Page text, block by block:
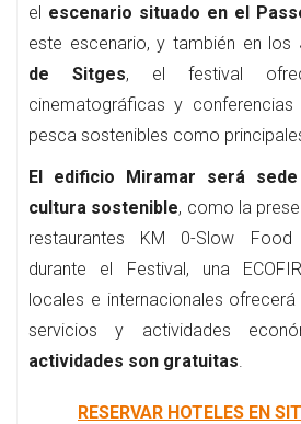
el escenario situado en el
este escenario, y también en los
de Sitges, el festival
cinematográficas y
pesca sostenibles como
El edificio Miramar será
cultura sostenible, como la
restaurantes KM 0-Slow Food
durante el Festival, una
locales e internacionales
servicios y actividades
actividades son gratuitas.
RESERVAR HOTELES EN